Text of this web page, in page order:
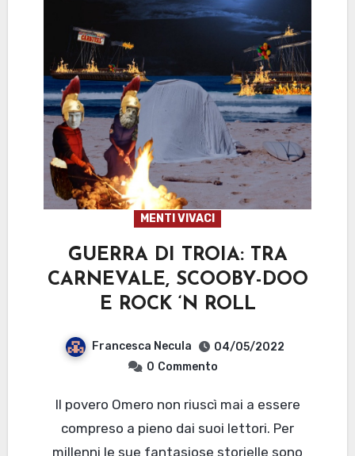
MENTI VIVACI
GUERRA DI TROIA: TRA
CARNEVALE, SCOOBY-DOO
E ROCK ‘N ROLL
Francesca Necula
04/05/2022
0 Commento
Il povero Omero non riuscì mai a essere
compreso a pieno dai suoi lettori. Per
millenni le sue fantasiose storielle sono